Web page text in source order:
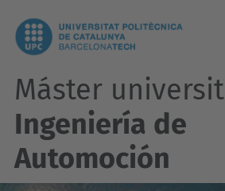
Máster
Ingeniería de
Automoción